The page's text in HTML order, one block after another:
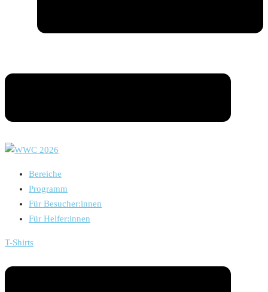
Bereiche
Programm
Für Besucher:innen
Für Helfer:innen
T-Shirts